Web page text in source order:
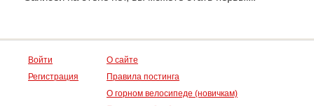
Войти
Регистрация
О сайте
Правила постинга
О горном велосипеде (новичкам)